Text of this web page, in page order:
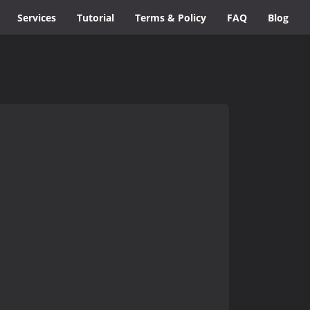
Services Tutorial Terms & Policy FAQ Blog